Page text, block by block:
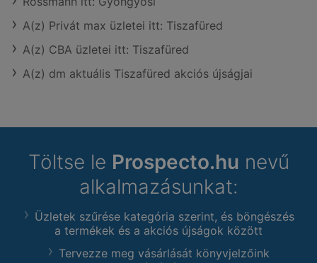
A(z) Privát max üzletei itt: Tiszafüred
A(z) CBA üzletei itt: Tiszafüred
A(z) dm aktuális Tiszafüred akciós újságjai
Töltse le Prospecto.hu nevű
alkalmazásunkat:
Üzletek szűrése kategória szerint, és böngészés
a termékek és a akciós újságok között
Tervezze meg vásárlását könyvjelzőink